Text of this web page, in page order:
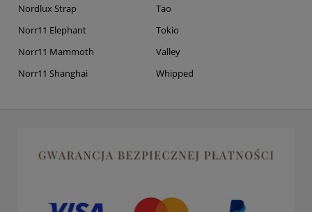
Nordlux Strap
Norr11 Elephant
Norr11 Mammoth
Norr11 Shanghai
Tao
Tokio
Valley
Whipped